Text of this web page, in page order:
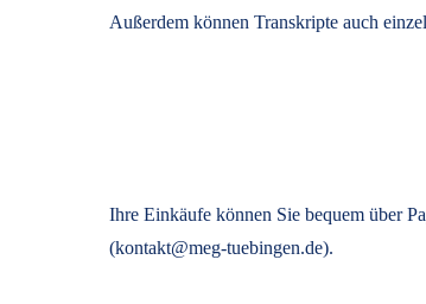
Außerdem können Transkripte auch
Ihre Einkäufe können Sie bequem über
(kontakt@meg-tuebingen.de).